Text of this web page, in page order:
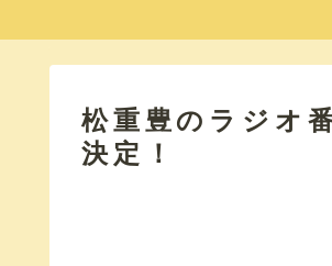
松重豊のラジオ
決定！